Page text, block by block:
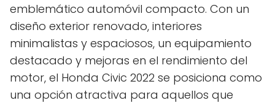
emblemático automóvil compacto. Con un
diseño exterior renovado, interiores
minimalistas y espaciosos, un equipamiento
destacado y mejoras en el rendimiento del
motor, el Honda Civic 2022 se posiciona como
una opción atractiva para aquellos que